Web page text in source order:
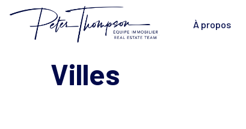
À propos
Villes